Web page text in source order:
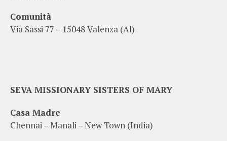
Comunità
Via Sassi 77 – 15048 Valenza (Al)
SEVA MISSIONARY SISTERS OF MARY
Casa Madre
Chennai – Manali – New Town (India)